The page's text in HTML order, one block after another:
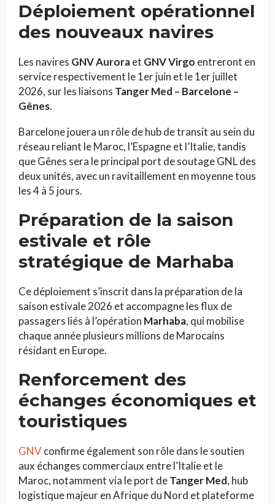
Déploiement opérationnel
des nouveaux navires
Les navires GNV Auroraet GNV Virgo entreront en
service respectivement le 1er juin et le 1er juillet
2026, sur les liaisons Tanger Med – Barcelone –
Gênes.
Barcelone jouera un rôle de hub de transit au sein du
réseau reliant le Maroc, l’Espagne et l’Italie, tandis
que Gênes sera le principal port de soutage GNL des
deux unités, avec un ravitaillement en moyenne tous
les 4 à 5 jours.
Préparation de la saison
estivale et rôle
stratégique de Marhaba
Ce déploiement s’inscrit dans la préparation de la
saison estivale 2026 et accompagne les flux de
passagers liés à l’opération Marhaba, qui mobilise
chaque année plusieurs millions de Marocains
résidant en Europe.
Renforcement des
échanges économiques et
touristiques
GNVconfirme également son rôle dans le soutien
aux échanges commerciaux entre l’Italie et le
Maroc, notamment via le port deTanger Med, hub
logistique majeur en Afrique du Nord et plateforme